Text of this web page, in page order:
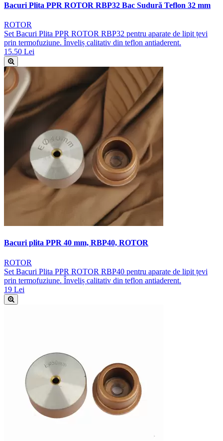
Bacuri Plita PPR ROTOR RBP32 Bac Sudură Teflon 32 mm
ROTOR
Set Bacuri Plita PPR ROTOR RBP32 pentru aparate de lipit țevi
prin termofuziune. Înveliș calitativ din teflon antiaderent.
15.50 Lei
Bacuri plita PPR 40 mm, RBP40, ROTOR
ROTOR
Set Bacuri Plita PPR ROTOR RBP40 pentru aparate de lipit țevi
prin termofuziune. Înveliș calitativ din teflon antiaderent.
19 Lei